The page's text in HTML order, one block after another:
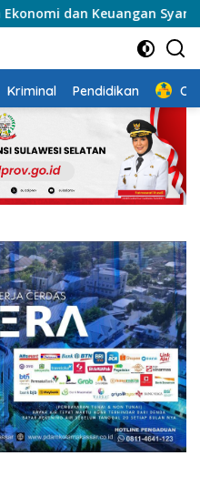
dan Keuangan Syariah
Kriminal Pendidikan